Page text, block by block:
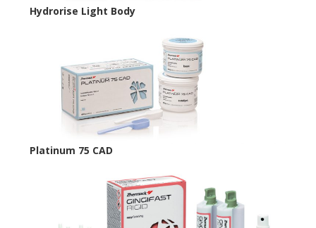
Hydrorise Light Body
Platinum 75 CAD